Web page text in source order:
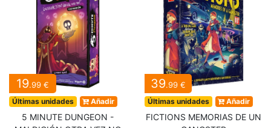
19.99 €
Últimas unidades Añadir
5 MINUTE DUNGEON -
39.99 €
Últimas unidades Añadir
FICTIONS MEMORIAS DE UN